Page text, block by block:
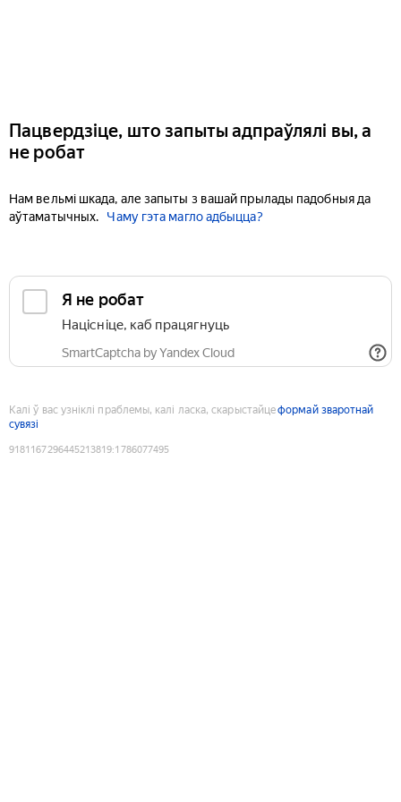
Пацвердзіце, што запыты адпраўлялі вы, а
не робат
Нам вельмі шкада, але запыты з вашай прылады падобныя да
аўтаматычных.
Чаму гэта магло адбыцца?
Я не робат
Націсніце, каб працягнуць
SmartCaptcha by Yandex Cloud
Калі ў вас узніклі праблемы, калі ласка, скарыстайцеформай зваротнай
сувязі
9181167296445213819:1786077495